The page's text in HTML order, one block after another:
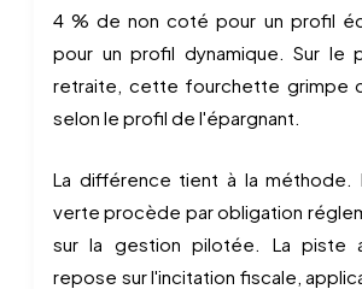
4 % de non coté pour un profil
pour un profil dynamique. Sur le
retraite, cette fourchette grimpe
selon le profil de l'épargnant.
La différence tient à la méthode.
verte procède par obligation
sur la gestion pilotée. La piste
repose sur l'incitation fiscale,